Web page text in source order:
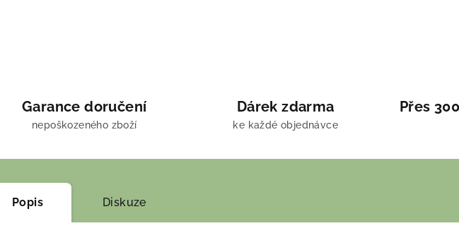
Garance doručení
nepoškozeného zboží
Dárek zdarma
ke každé objednávce
Přes
Popis Diskuze